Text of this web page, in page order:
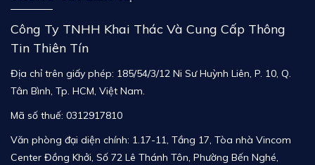
Công Ty TNHH Khai Thác Và Cung Cấp Thông
Tin Thiên Tín
Địa chỉ trên giấy phép: 185/54/3/12 Ni Sư Huỳnh Liên, P. 10, Q.
Tân Bình, Tp. HCM, Việt Nam.
Mã số thuế: 0312917810
Văn phòng đại diện chính: 1.17-11, Tầng 17, Tòa nhà Vincom
Center Đồng Khởi, Số 72 Lê Thánh Tôn, Phường Bến Nghé,